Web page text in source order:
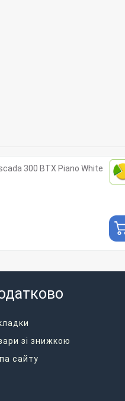
300 BTX Piano White
зі знижкою
сайту